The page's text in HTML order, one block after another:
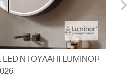
ΝΤΟΥΛΑΠΙ LUMINOR